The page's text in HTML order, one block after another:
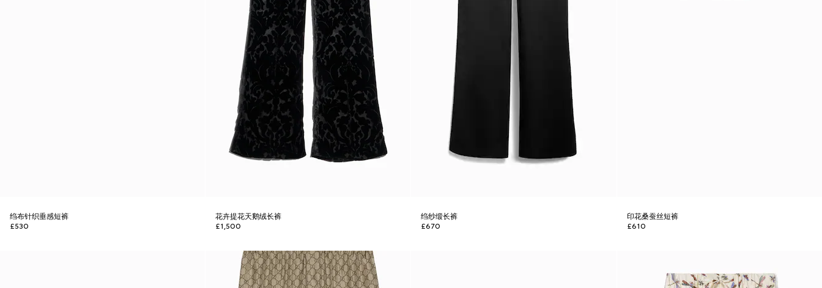
绉布针织垂感短裤
£530
花卉提花天鹅绒长裤
£1,500
绉纱缎长裤
£670
印花桑蚕丝短裤
£610